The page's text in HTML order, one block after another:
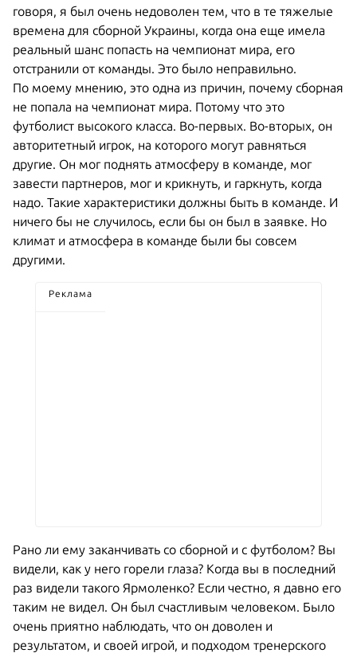
говоря, я был очень недоволен тем, что в те тяжелые
времена для сборной Украины, когда она еще имела
реальный шанс попасть на чемпионат мира, его
отстранили от команды. Это было неправильно.
По моему мнению, это одна из причин, почему сборная
не попала на чемпионат мира. Потому что это
футболист высокого класса. Во-первых. Во-вторых, он
авторитетный игрок, на которого могут равняться
другие. Он мог поднять атмосферу в команде, мог
завести партнеров, мог и крикнуть, и гаркнуть, когда
надо. Такие характеристики должны быть в команде. И
ничего бы не случилось, если бы он был в заявке. Но
климат и атмосфера в команде были бы совсем
другими.
Реклама
Рано ли ему заканчивать со сборной и с футболом? Вы
видели, как у него горели глаза? Когда вы в последний
раз видели такого Ярмоленко? Если честно, я давно его
таким не видел. Он был счастливым человеком. Было
очень приятно наблюдать, что он доволен и
результатом, и своей игрой, и подходом тренерского